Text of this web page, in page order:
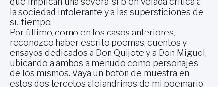
la sociedad intolerante y a las supersticiones de
su tiempo.
Por último, como en los casos anteriores,
reconozco haber escrito poemas, cuentos y
ensayos dedicados a Don Quijote y a Don Miguel,
ubicando a ambos a menudo como personajes
de los mismos. Vaya un botón de muestra en
estos dos tercetos alejandrinos de mi poemario